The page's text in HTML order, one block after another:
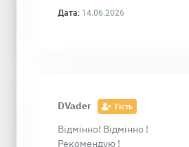
Дата: 14.06.2026
DVader Гість
Відмінно! Відмінно !
Рекомендую !